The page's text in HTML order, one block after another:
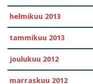
helmikuu 2013
tammikuu 2013
joulukuu 2012
marraskuu 2012